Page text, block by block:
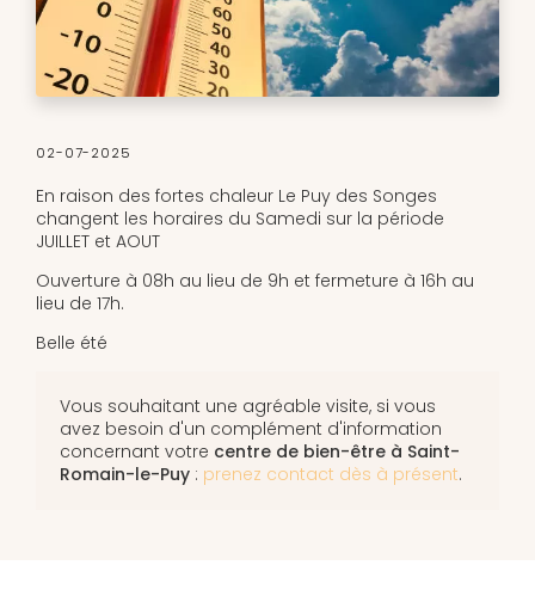
02-07-2025
En raison des fortes chaleur Le Puy des Songes
changent les horaires du Samedi sur la période
JUILLET et AOUT
Ouverture à 08h au lieu de 9h et fermeture à 16h au
lieu de 17h.
Belle été
Vous souhaitant une agréable visite, si vous
avez besoin d'un complément d'information
concernant votre centre de bien-être à Saint-
Romain-le-Puy : prenez contact dès à présent.